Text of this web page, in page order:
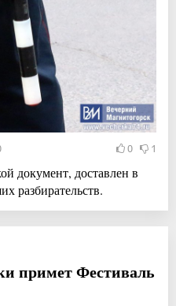
0 1
документ, доставлен в
разбирательств.
примет Фестиваль